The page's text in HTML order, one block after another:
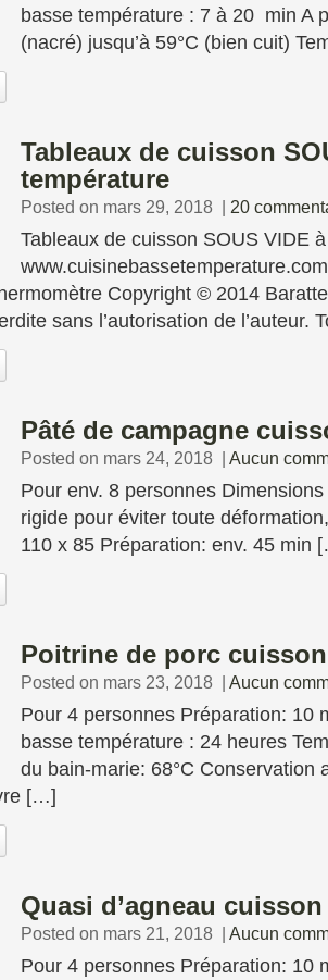
basse température : 7 à 20 min A
(nacré) jusqu’à 59°C (bien cuit)
Tableaux de cuisson
température
Posted on mars 29, 2018 | 20
Tableaux de cuisson SOUS VIDE
Copyright © 2014
sans l’autorisation de l’auteur.
Pâté de campagne
Posted on mars 24, 2018 | Aucun
Pour env. 8 personnes
rigide pour éviter toute
110 x 85 Préparation: env. 45 min
Poitrine de porc
Posted on mars 23, 2018 | Aucun
Pour 4 personnes Préparation: 10
basse température : 24 heures
du bain-marie: 68°C Conservation
[…]
Quasi d’agneau
Posted on mars 21, 2018 | Aucun
Pour 4 personnes Préparation: 10